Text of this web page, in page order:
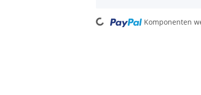
Loading... Komponenten